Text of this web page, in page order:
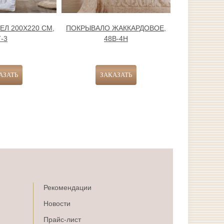
200Х220 СМ,
3
ПОКРЫВАЛО ЖАККАРДОВОЕ,
48В-4H
Рекомендации
Новости
Прайс-лист